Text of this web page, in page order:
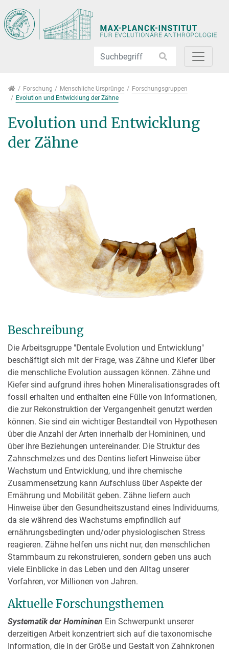
Forschung
Forschung Menschliche Ursprünge
Forschungsgruppen
Evolution und Entwicklung der Zähne
Evolution und Entwicklung
der Zähne
Beschreibung
Die Arbeitsgruppe "Dentale Evolution und Entwicklung"
beschäftigt sich mit der Frage, was Zähne und Kiefer über
die menschliche Evolution aussagen können. Zähne und
Kiefer sind aufgrund ihres hohen Mineralisationsgrades oft
fossil erhalten und enthalten eine Fülle von Informationen,
die zur Rekonstruktion der Vergangenheit genutzt werden
können. Sie sind ein wichtiger Bestandteil von Hypothesen
über die Anzahl der Arten innerhalb der Homininen, und
über ihre Beziehungen untereinander. Die Struktur des
Zahnschmelzes und des Dentins liefert Hinweise über
Wachstum und Entwicklung, und ihre chemische
Zusammensetzung kann Aufschluss über Aspekte der
Ernährung und Mobilität geben. Zähne liefern auch
Hinweise über den Gesundheitszustand eines Individuums,
da sie während des Wachstums empfindlich auf
ernährungsbedingten und/oder physiologischen Stress
reagieren. Zähne helfen uns nicht nur, den menschlichen
Stammbaum zu rekonstruieren, sondern geben uns auch
viele Einblicke in das Leben und den Alltag unserer
Vorfahren, vor Millionen von Jahren.
Aktuelle Forschungsthemen
Systematik der Homininen Ein Schwerpunkt unserer
derzeitigen Arbeit konzentriert sich auf die taxonomische
Information, die in der Größe und Gestalt von Zahnkronen